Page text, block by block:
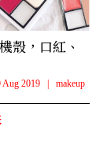
殼，口紅、
Aug 2019 makeup